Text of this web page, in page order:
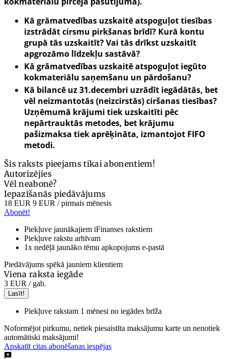
Kā grāmatvedības uzskaitē atspoguļot tiesības
izstrādāt cirsmu pirkšanas brīdī? Kurā kontu
grupā tās uzskaitīt? Vai tās drīkst uzskaitīt
apgrozāmo līdzekļu sastāvā?
Kā grāmatvedības uzskaitē atspoguļot iegūto
kokmateriālu saņemšanu un pārdošanu?
Kā bilancē uz 31.decembri uzrādīt iegādātās, bet
vēl neizmantotās (neizcirstās) ciršanas tiesības?
Uzņēmumā krājumi tiek uzskaitīti pēc
nepārtrauktās metodes, bet krājumu
pašizmaksa tiek aprēķināta, izmantojot FIFO
metodi.
Šis raksts pieejams tikai abonentiem!
Autorizējies
Vēl neabonē?
Iepazīšanās piedāvājums
18 EUR 9 EUR / pirmais mēnesis
Abonēt!
Piekļuve jaunākajiem iFinanses rakstiem
Piekļuve rakstu arhīvam
1x nedēļā jaunāko tēmu apkopojums e-pastā
Piedāvājums spēkā jauniem klientiem
Viena raksta iegāde
3 EUR / gab.
Lasīt!
Piekļuve rakstam 1 mēnesi no iegādes brīža
Noformējot pirkumu, netiek piesaistīta maksājumu karte un nenotiek
automātiski maksājumi!
Apskatīt citas abonēšanas iespējas